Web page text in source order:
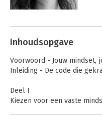
Andere boeken
Hofstede
Inhoudsopgave
Voorwoord - Jouw mindset,
Inleiding - De code die
Deel I
Kiezen voor een vaste